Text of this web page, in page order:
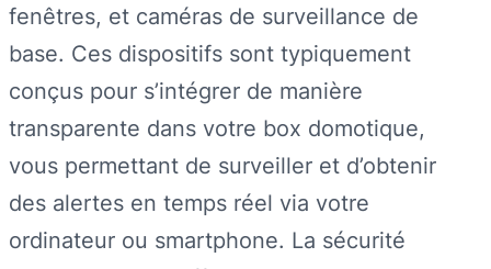
fenêtres, et caméras de surveillance de
base. Ces dispositifs sont typiquement
conçus pour s’intégrer de manière
transparente dans votre box domotique,
vous permettant de surveiller et d’obtenir
des alertes en temps réel via votre
ordinateur ou smartphone. La sécurité